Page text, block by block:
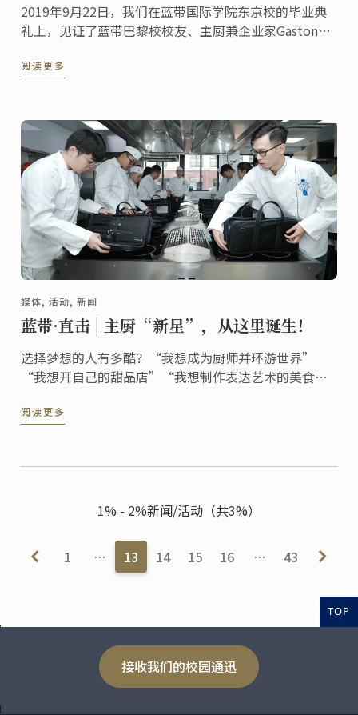
2019年9月22日，我们在蓝带国际学院东京校的毕业典
礼上，见证了蓝带巴黎校校友、主厨兼企业家Gaston
阅读更多
媒体, 活动, 新闻
蓝带·直击 | 主厨“新星”，从这里诞生！
选择梦想的人有多酷？“我想成为厨师并环游世界”
“我想开自己的甜品店”“我想制作表达艺术的美食”
在从蓝带出发！
阅读更多
1% - 2%新闻/活动（共3%）
1 … 13 14 15 16 … 43
TOP
接收我们的校园通迅